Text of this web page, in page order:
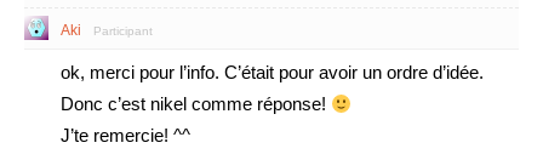
Aki Participant
ok, merci pour l’info. C’était pour avoir un ordre d’idée.
Donc c’est nikel comme réponse!
J’te remercie! ^^